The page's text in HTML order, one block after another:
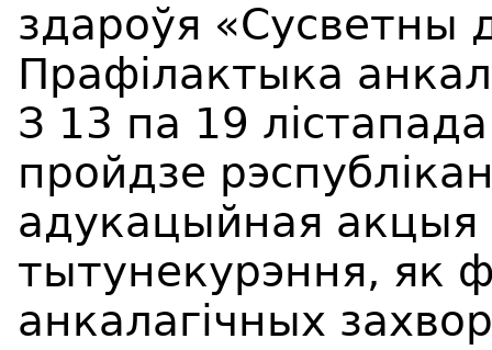
здароўя «Сусветны
Прафілактыка
З 13 па 19
пройдзе
адукацыйная
тытунекурэння, як
анкалагічных